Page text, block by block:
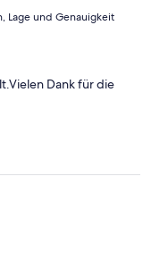
Lage und Genauigkeit
Dank für die